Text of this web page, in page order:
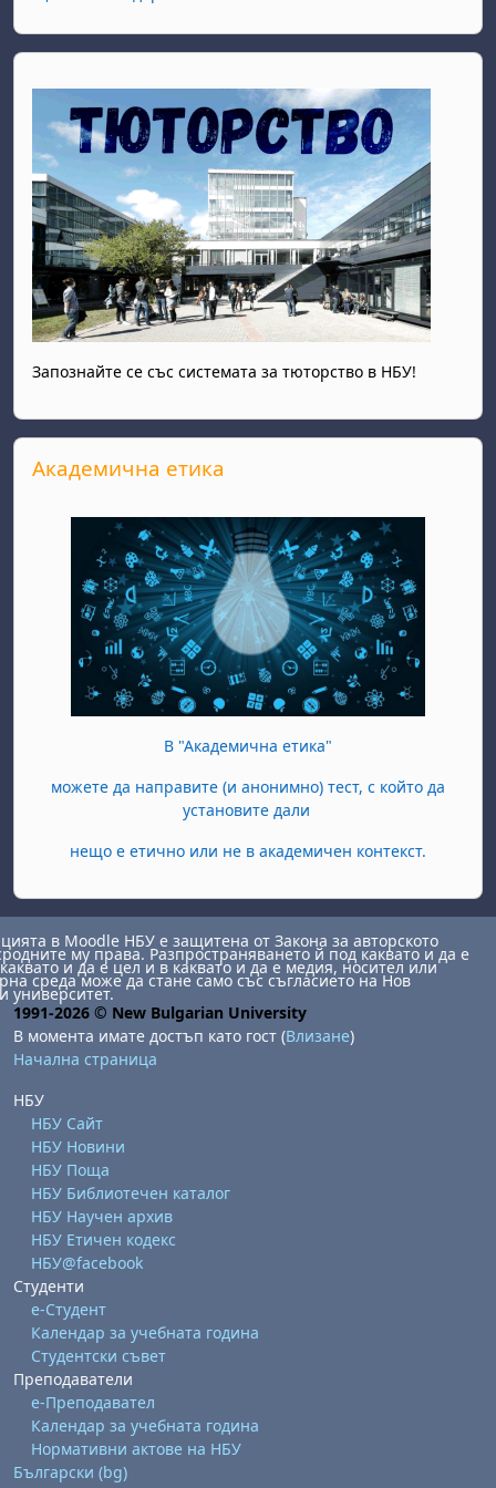
Запознайте се със системата за тюторство в НБУ!
Прескочи Академична етика
Академична етика
В "Академична етика"
можете да направите (и анонимно) тест, с който да
установите дали
нещо е етично или не в академичен контекст.
в Moodle НБУ е защитена от Закона за авторското
му права. Разпространяването й под каквато и да е
и да е цел и в каквато и да е медия, носител или
среда може да стане само със съгласието на Нов
университет.
1991-2026 © New Bulgarian University
В момента имате достъп като гост (Влизане)
Начална страница
НБУ
НБУ Сайт
НБУ Новини
НБУ Поща
НБУ Библиотечен каталог
НБУ Научен архив
НБУ Етичен кодекс
НБУ@facebook
Студенти
е-Студент
Календар за учебната година
Студентски съвет
Преподаватели
е-Преподавател
Календар за учебната година
Нормативни актове на НБУ
Български ‎(bg)‎